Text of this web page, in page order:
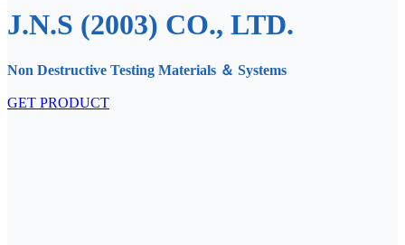
J.N.S (2003) CO., LTD.
Non Destructive Testing Materials ＆ Systems
GET PRODUCT